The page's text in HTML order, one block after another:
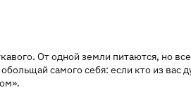
От одной земли питаются, но
самого себя: если кто из